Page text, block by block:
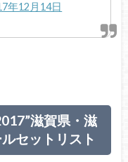
年12月14日
滋賀県・滋
セットリスト